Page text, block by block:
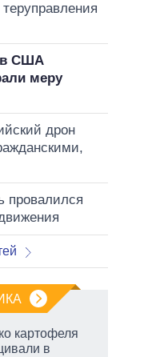
в США
меру
дрон
провалился
картофеля
в